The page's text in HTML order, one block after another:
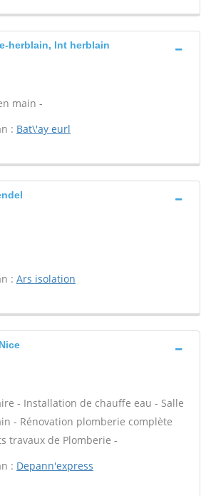
herblain, Int herblain
main -
: Bat\'ay eurl
: Ars isolation
- Installation de chauffe eau - Salle
- Rénovation plomberie complète
travaux de Plomberie -
: Depann'express